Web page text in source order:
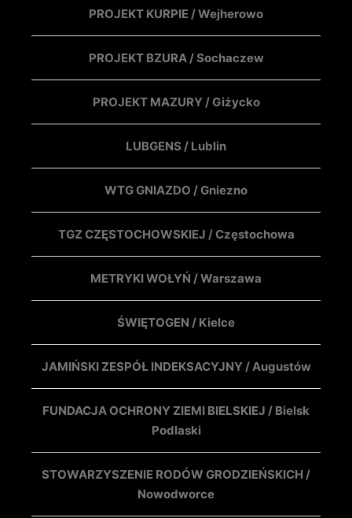
PROJEKT KURPIE / Wejherowo
PROJEKT BZURA / Sochaczew
PROJEKT MAZURY / Giżycko
LUBGENS / Lublin
WTG GNIAZDO / Gniezno
TGZ CZĘSTOCHOWSKIEJ / Częstochowa
METRYKI WOŁYŃ / Warszawa
ŚWIĘTOGEN / Kielce
JAMIŃSKI ZESPÓŁ INDEKSACYJNY / Augustów
FUNDACJA OCHRONY ZIEMI BIELSKIEJ / Bielsk
Podlaski
STOWARZYSZENIE RODÓW GRODZIEŃSKICH /
Nowodworce